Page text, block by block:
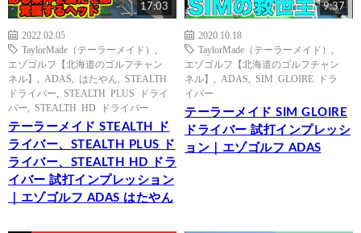
17:03
2022.02.05
TaylorMade（テーラーメイド）
エゾゴルフ【北海道のゴルフチャン
ネル】
ADAS はたやん
STEALTH
ドライバー
STEALTH PLUS ドライ
バー
STEALTH HD ドライバー
テーラーメイド STEALTH ド
ライバー、STEALTH PLUS ド
ライバー、STEALTH HD ドラ
イバー 試打インプレッション
｜エゾゴルフ ADAS はたやん
9:37
2020.10.18
TaylorMade（テーラーメイド）
エゾゴルフ【北海道のゴルフチャン
ネル】
ADAS
SIM GLOIRE ドラ
イバー
テーラーメイド SIM GLOIRE
ドライバー 試打インプレッシ
ョン｜エゾゴルフ ADAS